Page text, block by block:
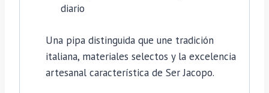
diario
Una pipa distinguida que une tradición
italiana, materiales selectos y la excelencia
artesanal característica de Ser Jacopo.